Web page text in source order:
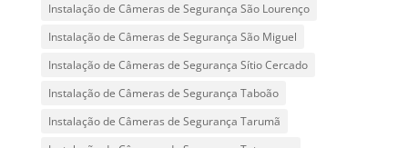
Instalação de Câmeras de Segurança São Lourenço
Instalação de Câmeras de Segurança São Miguel
Instalação de Câmeras de Segurança Sítio Cercado
Instalação de Câmeras de Segurança Taboão
Instalação de Câmeras de Segurança Tarumã